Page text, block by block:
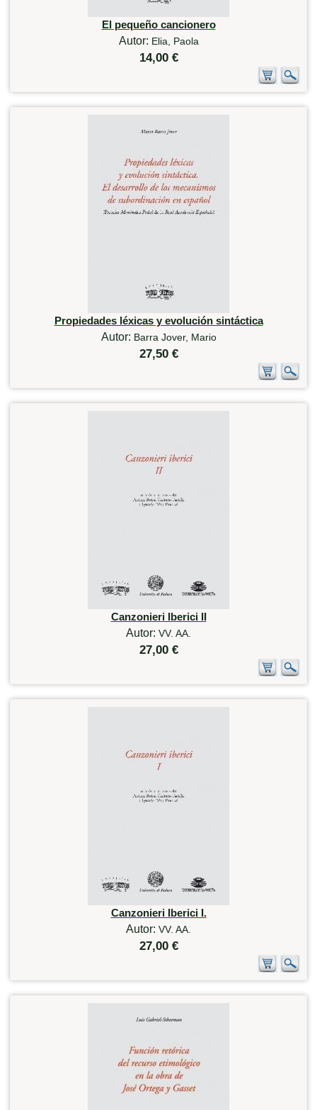
El pequeño cancionero
Autor: Elia, Paola
14,00 €
Propiedades léxicas y evolución sintáctica
Autor: Barra Jover, Mario
27,50 €
Canzonieri Iberici II
Autor: VV. AA.
27,00 €
Canzonieri Iberici I.
Autor: VV. AA.
27,00 €